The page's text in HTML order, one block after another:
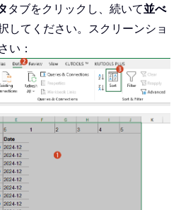
タブをクリックし、続いて並べ
してください。スクリーンショ
い：